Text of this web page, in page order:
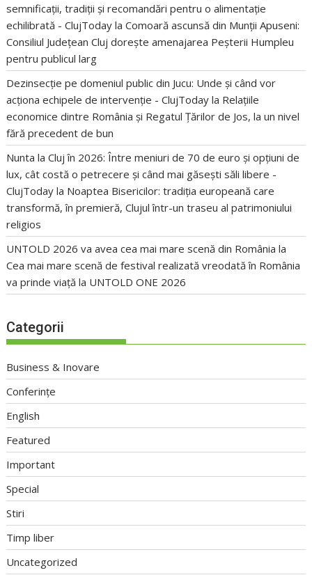
semnificații, tradiții și recomandări pentru o alimentație
echilibrată - ClujToday laComoară ascunsă din Munții Apuseni:
Consiliul Județean Cluj dorește amenajarea Peșterii Humpleu
pentru publicul larg
Dezinsecție pe domeniul public din Jucu: Unde și când vor
acționa echipele de intervenție - ClujToday la Relațiile
economice dintre România și Regatul Țărilor de Jos, la un nivel
fără precedent de bun
Nunta la Cluj în 2026: Între meniuri de 70 de euro și opțiuni de
lux, cât costă o petrecere și când mai găsești săli libere -
ClujToday la Noaptea Bisericilor: tradiția europeană care
transformă, în premieră, Clujul într-un traseu al patrimoniului
religios
UNTOLD 2026 va avea cea mai mare scenă din România la
Cea mai mare scenă de festival realizată vreodată în România
va prinde viață la UNTOLD ONE 2026
Categorii
Business & Inovare
Conferințe
English
Featured
Important
Special
Stiri
Timp liber
Uncategorized